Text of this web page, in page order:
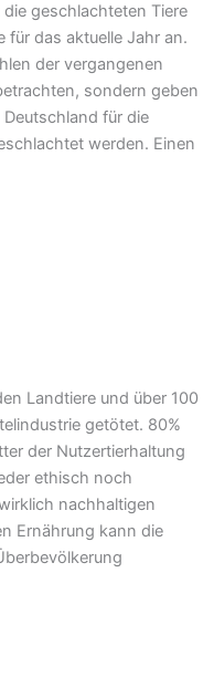
die geschlachteten Tiere
für das aktuelle Jahr an.
der vergangenen
sondern geben
für die
werden. Einen
Landtiere und über 100
getötet. 80%
der Nutzertierhaltung
ethisch noch
nachhaltigen
Ernährung kann die